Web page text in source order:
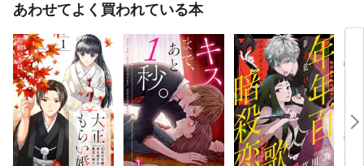
あわせてよく買われている本